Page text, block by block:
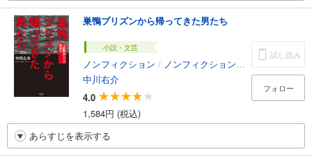
巣鴨プリズンから帰ってきた男たち
小説・文芸
ノンフィクション / ノンフィクション・ドキュメンタリー
中川右介
4.0
1,584円 (税込)
試し読み
フォロー
あらすじを表示する